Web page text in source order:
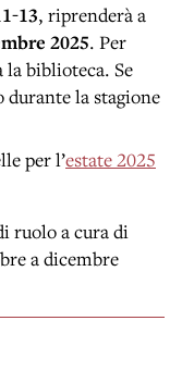
13, riprenderà a
2025. Per
biblioteca. Se
durante la stagione
per l’estate 2025
ruolo a cura di
a dicembre